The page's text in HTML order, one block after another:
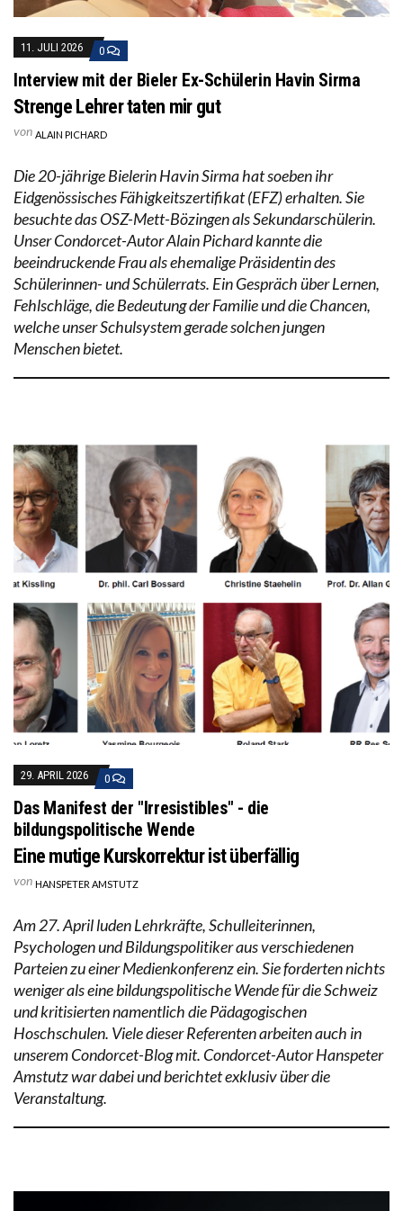
11. JULI 2026 0
Interview mit der Bieler Ex-Schülerin Havin Sirma
Strenge Lehrer taten mir gut
von ALAIN PICHARD
Die 20-jährige Bielerin Havin Sirma hat soeben ihr
Eidgenössisches Fähigkeitszertifikat (EFZ) erhalten. Sie
besuchte das OSZ-Mett-Bözingen als Sekundarschülerin.
Unser Condorcet-Autor Alain Pichard kannte die
beeindruckende Frau als ehemalige Präsidentin des
Schülerinnen- und Schülerrats. Ein Gespräch über Lernen,
Fehlschläge, die Bedeutung der Familie und die Chancen,
welche unser Schulsystem gerade solchen jungen
Menschen bietet.
29. APRIL 2026 0
Das Manifest der "Irresistibles" - die
bildungspolitische Wende
Eine mutige Kurskorrektur ist überfällig
von HANSPETER AMSTUTZ
Am 27. April luden Lehrkräfte, Schulleiterinnen,
Psychologen und Bildungspolitiker aus verschiedenen
Parteien zu einer Medienkonferenz ein. Sie forderten nichts
weniger als eine bildungspolitische Wende für die Schweiz
und kritisierten namentlich die Pädagogischen
Hoschschulen. Viele dieser Referenten arbeiten auch in
unserem Condorcet-Blog mit. Condorcet-Autor Hanspeter
Amstutz war dabei und berichtet exklusiv über die
Veranstaltung.